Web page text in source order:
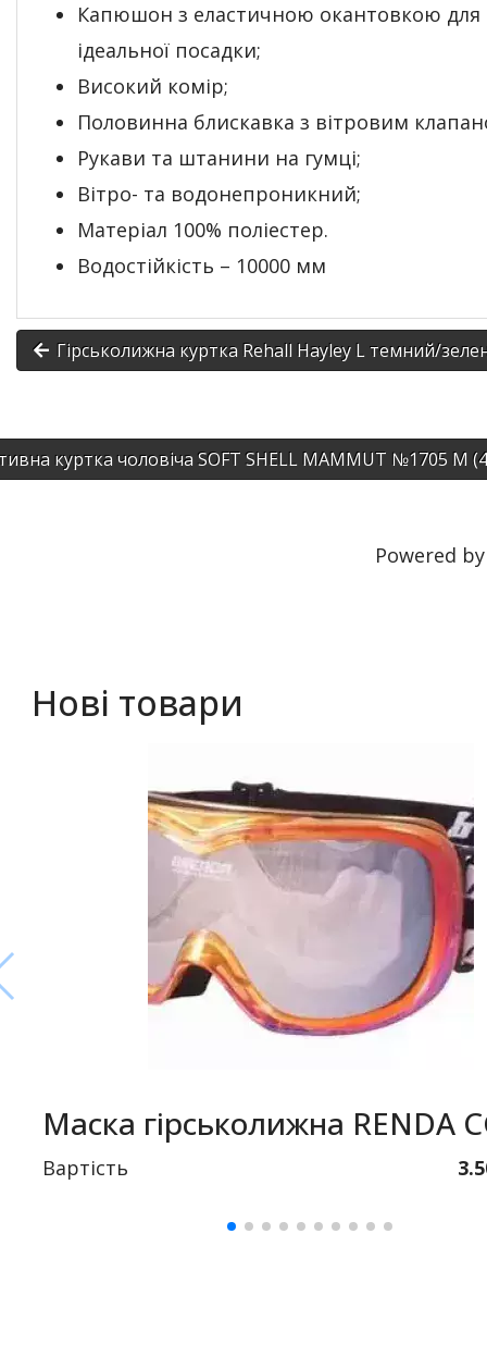
Капюшон з еластичною окантовкою для
ідеальної посадки;
Високий комір;
Половинна блискавка з вітровим
Рукави та штанини на гумці;
Вітро- та водонепроникний;
Матеріал 100% поліестер.
Водостійкість – 10000 мм
Гірськолижна куртка Rehall Hayley L темний/
куртка чоловіча SOFT SHELL MAMMUT №1705 М
Powered
Нові товари
Маска гірськолижна RENDA
Вартість